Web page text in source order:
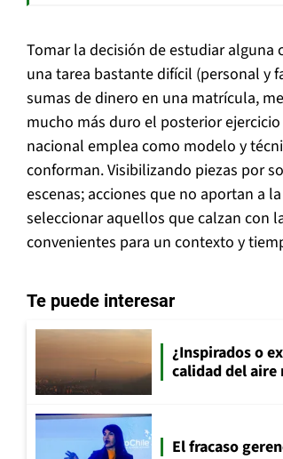
Tomar la decisión de estudiar alguna
una tarea bastante difícil (personal y
sumas de dinero en una matrícula,
mucho más duro el posterior
nacional emplea como modelo y
conforman. Visibilizando piezas por
escenas; acciones que no aportan a
seleccionar aquellos que calzan con
convenientes para un contexto y
Te puede interesar
¿Inspirados o
calidad del
El fracaso